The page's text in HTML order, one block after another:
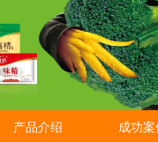
产品介绍 成功案